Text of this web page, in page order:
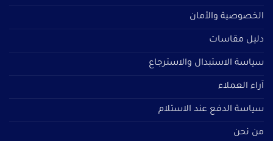
الخصوصية والأمان
دليل مقاسات
سياسة الاستبدال والاسترجاع
آراء العملاء
سياسة الدفع عند الاستلام
من نحن